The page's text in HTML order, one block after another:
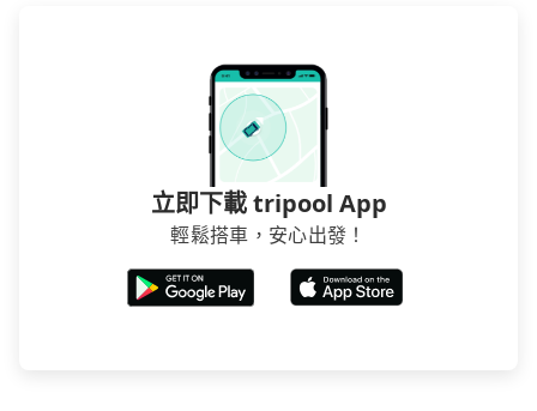
立即下載 tripool App
輕鬆搭車，安心出發！